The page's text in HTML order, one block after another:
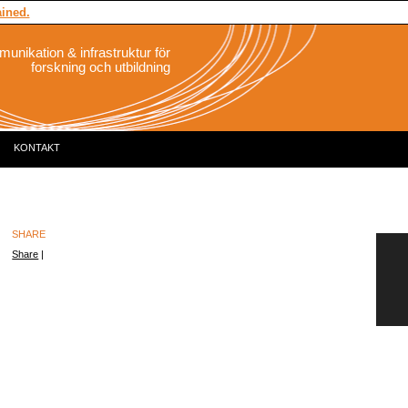
& infrastruktur för
forskning och utbildning
KONTAKT
SHARE
Share |